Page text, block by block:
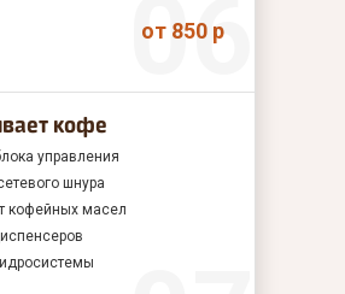
от 850 р
кофе
управления
шнура
кофейных масел